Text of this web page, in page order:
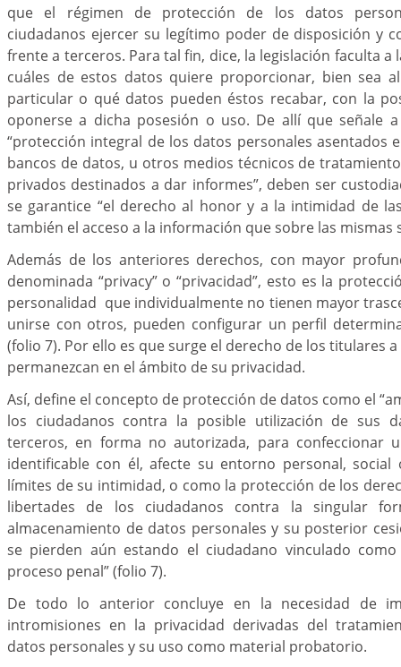
que el régimen de protección de los datos
ciudadanos ejercer su legítimo poder de disposición y
frente a terceros. Para tal fin, dice, la legislación faculta a
cuáles de estos datos quiere proporcionar, bien sea
particular o qué datos pueden éstos recabar, con la
oponerse a dicha posesión o uso. De allí que señale
“protección integral de los datos personales asentados
bancos de datos, u otros medios técnicos de
privados destinados a dar informes”, deben ser
se garantice “el derecho al honor y a la intimidad de
también el acceso a la información que sobre las mismas
Además de los anteriores derechos, con mayor
denominada “privacy” o “privacidad”, esto es la
personalidad que individualmente no tienen mayor
unirse con otros, pueden configurar un perfil
(folio 7). Por ello es que surge el derecho de los titulares
permanezcan en el ámbito de su privacidad.
Así, define el concepto de protección de datos como el
los ciudadanos contra la posible utilización de sus
terceros, en forma no autorizada, para confeccionar
identificable con él, afecte su entorno personal,
límites de su intimidad, o como la protección de los
libertades de los ciudadanos contra la singular
almacenamiento de datos personales y su posterior
se pierden aún estando el ciudadano vinculado
proceso penal” (folio 7).
De todo lo anterior concluye en la necesidad de
intromisiones en la privacidad derivadas del
datos personales y su uso como material probatorio.